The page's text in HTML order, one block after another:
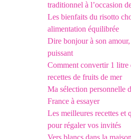
traditionnel à l’occasion
Les bienfaits du risotto
alimentation équilibrée
Dire bonjour à son
puissant
Comment convertir 1 litre
recettes de fruits de mer
Ma sélection personnelle
France à essayer
Les meilleures recettes et
pour régaler vos invités